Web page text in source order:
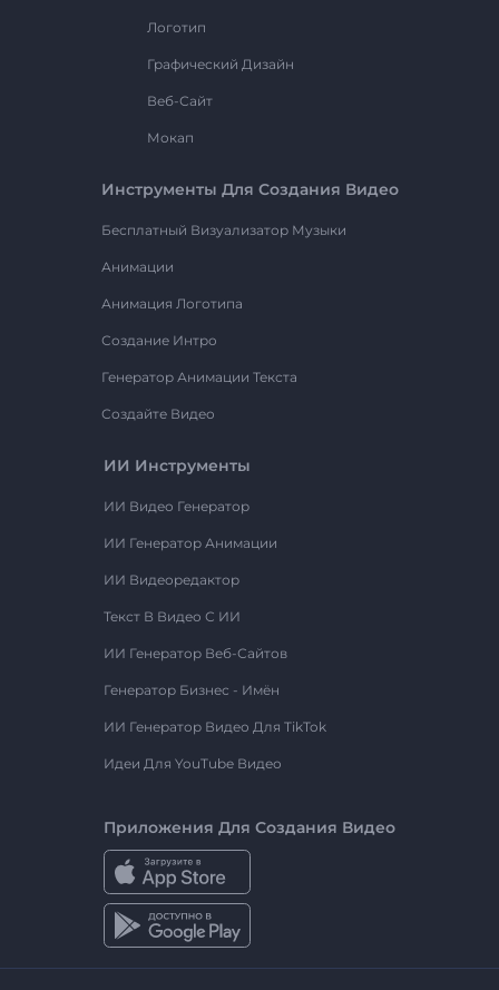
Логотип
Графический Дизайн
Веб-Сайт
Мокап
Инструменты Для Создания Видео
Бесплатный Визуализатор Музыки
Анимации
Анимация Логотипа
Создание Интро
Генератор Анимации Текста
Создайте Видео
ИИ Инструменты
ИИ Видео Генератор
ИИ Генератор Анимации
ИИ Видеоредактор
Текст В Видео С ИИ
ИИ Генератор Веб-Сайтов
Генератор Бизнес - Имён
ИИ Генератор Видео Для TikTok
Идеи Для YouTube Видео
Приложения Для Создания Видео